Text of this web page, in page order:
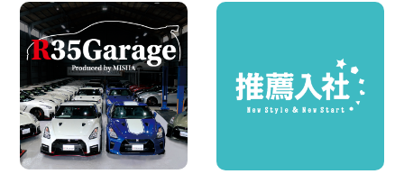
お盆も休まず営業します! 神奈川県 横浜
旭南本宿町店
100円レンタカー 横浜旭南本宿町
2026年08月07日